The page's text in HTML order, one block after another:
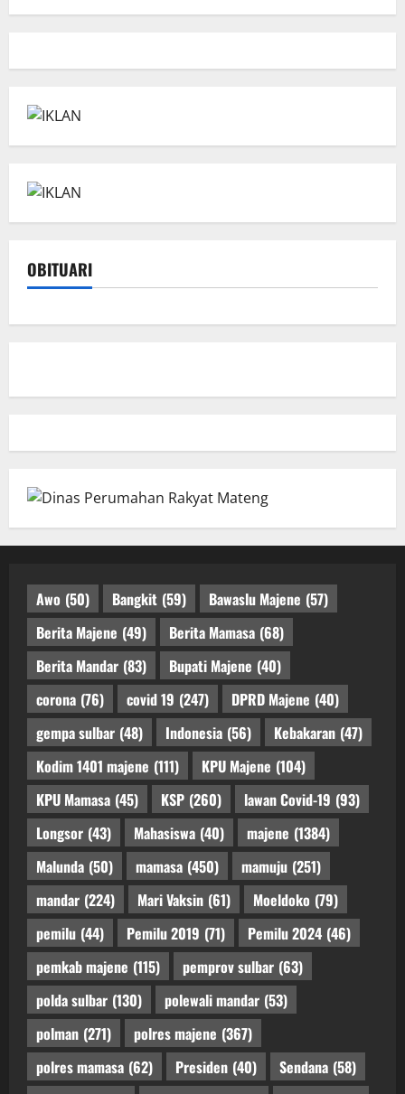
OBITUARI
Awo (50) Bangkit (59) Bawaslu Majene (57)
Berita Majene (49) Berita Mamasa (68)
Berita Mandar (83) Bupati Majene (40)
corona (76) covid 19 (247) DPRD Majene (40)
gempa sulbar (48) Indonesia (56) Kebakaran (47)
Kodim 1401 majene (111) KPU Majene (104)
KPU Mamasa (45) KSP (260) lawan Covid-19 (93)
Longsor (43) Mahasiswa (40) majene (1384)
Malunda (50) mamasa (450) mamuju (251)
mandar (224) Mari Vaksin (61) Moeldoko (79)
pemilu (44) Pemilu 2019 (71) Pemilu 2024 (46)
pemkab majene (115) pemprov sulbar (63)
polda sulbar (130) polewali mandar (53)
polman (271) polres majene (367)
polres mamasa (62) Presiden (40) Sendana (58)